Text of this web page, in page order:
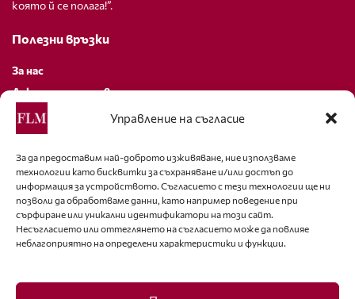
Управление на съгласие
За да предоставим най-доброто изживяване, ние използваме
технологии като бисквитки за съхраняване и/или достъп до
информация за устройството. Съгласието с тези технологии ще ни
позволи да обработваме данни, като например поведение при
сърфиране или уникални идентификатори на този сайт.
Несъгласието или оттеглянето на съгласието може да повлияе
неблагоприятно на определени характеристики и функции.
която й се полага!”.
Полезни връзки
За нас
Декларация за поверителност
Политика за бисквитки
За контакти
editor@fashion-lifestyle.net
+359 88 227 33 47
Последвайте ни
Facebook